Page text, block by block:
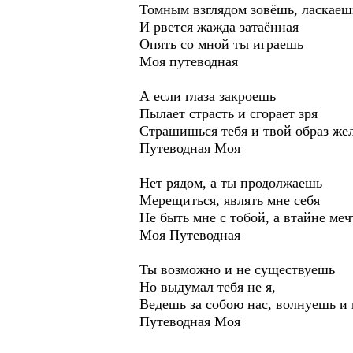
Томным взглядом зовёшь,
И рвется жажда затаённая
Опять со мной ты играешь
Моя путеводная
А если глаза закроешь
Пылает страсть и сгорает зря
Страшишься тебя и твой образ
Путеводная Моя
Нет рядом, а ты продолжаешь
Мерещиться, являть мне себя
Не быть мне с тобой, а втайне
Моя Путеводная
Ты возможно и не существуешь
Но выдумал тебя не я,
Ведешь за собою нас, волнуешь и
Путеводная Моя